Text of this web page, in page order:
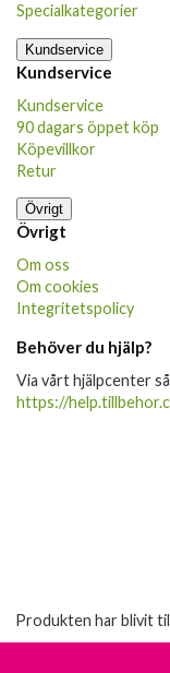
Specialkategorier
Kundservice
Kundservice
Kundservice
90 dagars öppet köp
Köpevillkor
Retur
Övrigt
Övrigt
Om oss
Om cookies
Integritetspolicy
Behöver du hjälp?
Via vårt hjälpcenter
https://
Produkten har blivit